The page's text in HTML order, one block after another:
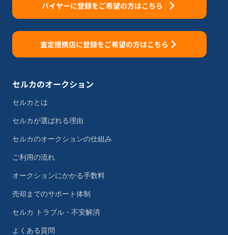
バイヤーに登録をご希望の方はこちら
査定提携店に登録をご希望の方はこちら
セルカのオークション
セルカとは
セルカが選ばれる理由
セルカのオークションの仕組み
ご利用の流れ
オークションにかかる手数料
売却までのサポート体制
セルカ トラブル・不安解消
よくある質問